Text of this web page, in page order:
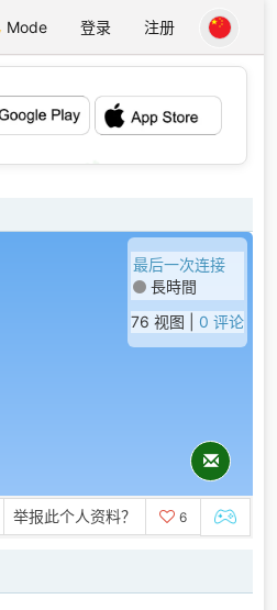
Mode 登录 注册
💕
最后一次连接
長時間
76 视图 | 0 评论
举报此个人资料？ 6